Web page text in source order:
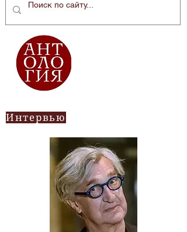
Интервью